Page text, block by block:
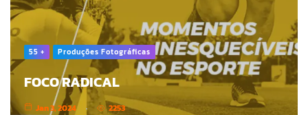
55 + Produções Fotográficas
FOCO RADICAL
Jan 3, 2024 2253